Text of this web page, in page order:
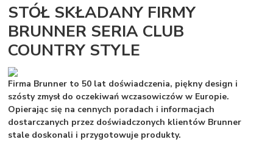
STÓŁ SKŁADANY FIRMY
BRUNNER SERIA CLUB
COUNTRY STYLE
Firma Brunner to 50 lat doświadczenia, piękny design i
szósty zmysł do oczekiwań wczasowiczów w Europie.
Opierając się na cennych poradach i informacjach
dostarczanych przez doświadczonych klientów Brunner
stale doskonali i przygotowuje produkty.